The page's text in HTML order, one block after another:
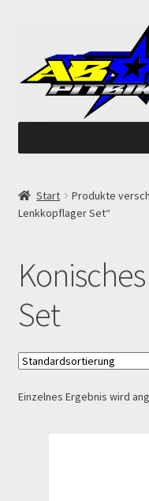
springen
springen
ANGEBOTE AB-PITBIKE
Datenschutzerklärung
Start
Produkte
Lenkkopflager Set“
Set
Einzelnes Ergebnis wird